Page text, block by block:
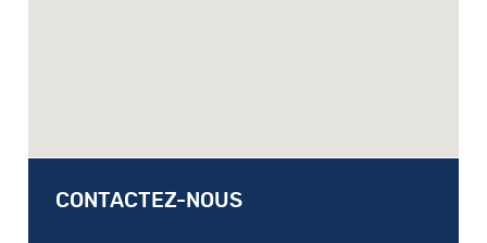
CONTACTEZ-NOUS